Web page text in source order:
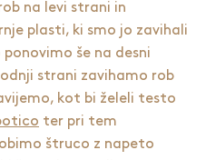
na levi strani in
plasti, ki smo jo zavihali
še na desni
strani zavihamo rob
kot bi želeli testo
ter pri tem
štruco z napeto